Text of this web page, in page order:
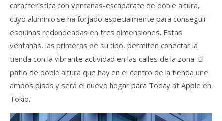
característica con ventanas-escaparate de doble altura,
cuyo aluminio se ha forjado especialmente para conseguir
esquinas redondeadas en tres dimensiones. Estas
ventanas, las primeras de su tipo, permiten conectar la
tienda con la vibrante actividad en las calles de la zona. El
patio de doble altura que hay en el centro de la tienda une
ambos pisos y será el nuevo hogar para Today at Apple en
Tokio.